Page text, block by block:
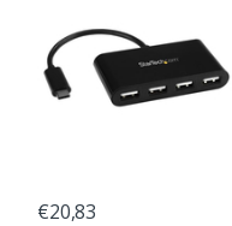
€20,83